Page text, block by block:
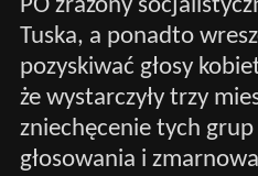
PO zrażony
Tuska, a ponadto
pozyskiwać głosy
że wystarczyły trzy
zniechęcenie tych
głosowania i